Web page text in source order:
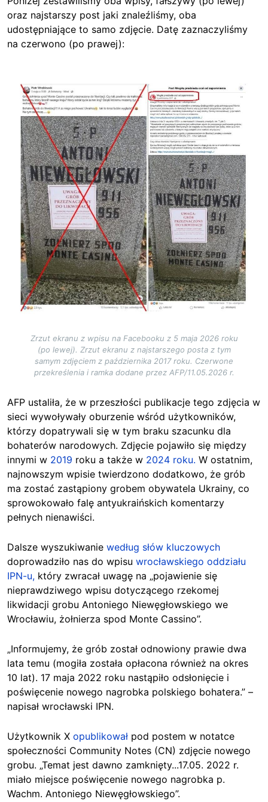
oraz najstarszy post jaki znaleźliśmy, oba
udostępniające to samo zdjęcie. Datę zaznaczyliśmy
na czerwono (po prawej):
Image
Zrzut ekranu z wpisu na Facebooku z 5 maja 2026 roku
(po lewej). Zrzut ekranu z najstarszego posta z tym
samym zdjęciem z października 2017 roku. Czerwone
przekreślenia i ramka dodane przez AFP/11.05.2026 r.
AFP ustaliła, że w przeszłości publikacje tego zdjęcia w
sieci wywoływały oburzenie wśród użytkowników,
którzy dopatrywali się w tym braku szacunku dla
bohaterów narodowych. Zdjęcie pojawiło się między
innymi w 2019 roku a także w 2024 roku. W ostatnim,
najnowszym wpisie twierdzono dodatkowo, że grób
ma zostać zastąpiony grobem obywatela Ukrainy, co
sprowokowało falę antyukraińskich komentarzy
pełnych nienawiści.
Dalsze wyszukiwanie według słów kluczowych
doprowadziło nas do wpisu wrocławskiego oddziału
IPN-u, który zwracał uwagę na „pojawienie się
nieprawdziwego wpisu dotyczącego rzekomej
likwidacji grobu Antoniego Niewęgłowskiego we
Wrocławiu, żołnierza spod Monte Cassino”.
„Informujemy, że grób został odnowiony prawie dwa
lata temu (mogiła została opłacona również na okres
10 lat). 17 maja 2022 roku nastąpiło odsłonięcie i
poświęcenie nowego nagrobka polskiego bohatera.” –
napisał wrocławski IPN.
Użytkownik X opublikował pod postem w notatce
społeczności Community Notes (CN) zdjęcie nowego
grobu. „Temat jest dawno zamknięty...17.05. 2022 r.
miało miejsce poświęcenie nowego nagrobka p.
Wachm. Antoniego Niewęgłowskiego”.